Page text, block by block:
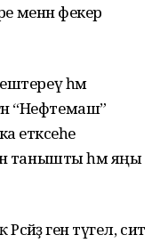
менән фекер
һәм
“Нефтемаш”
етәксеһе
танышты һәм яңы
генә түгел, сит